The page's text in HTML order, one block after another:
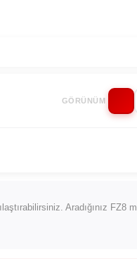
GÖRÜNÜM
Aradığınız